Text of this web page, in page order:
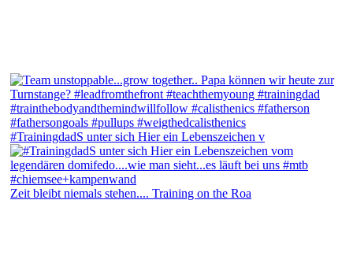
#TrainingdadS unter sich Hier ein Lebenszeichen v
Zeit bleibt niemals stehen.... Training on the Roa